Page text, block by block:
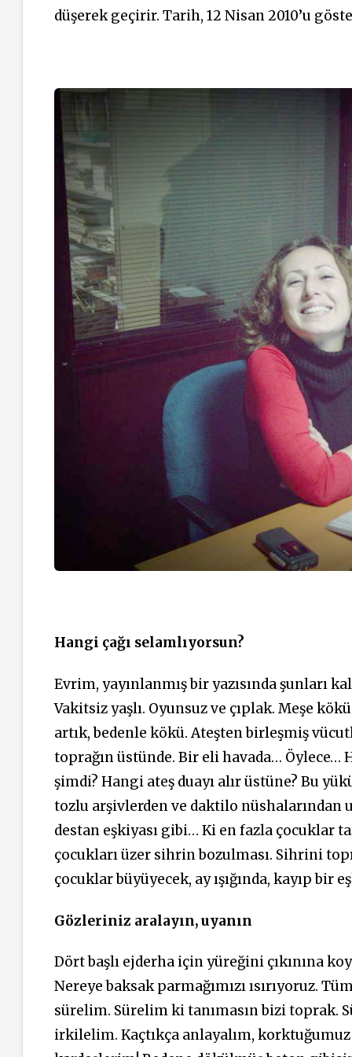
düşerek geçirir. Tarih, 12 Nisan 2010’u
Hangi çağı selamlıyorsun?
Evrim, yayınlanmış bir yazısında şunları
Vakitsiz yaşlı. Oyunsuz ve çıplak. Meşe
artık, bedenle kökü. Ateşten birleşmiş
toprağın üstünde. Bir eli havada… Öylece…
şimdi? Hangi ateş duayı alır üstüne? Bu
tozlu arşivlerden ve daktilo nüshalarından
destan eşkiyası gibi… Ki en fazla çocuklar
çocukları üzer sihrin bozulması. Sihrini
çocuklar büyüyecek, ay ışığında, kayıp bir
Gözleriniz aralayın, uyanın
Dört başlı ejderha için yüreğini çıkınına
Nereye baksak parmağımızı ısırıyoruz.
sürelim. Sürelim ki tanımasın bizi toprak.
irkilelim. Kaçtıkça anlayalım,